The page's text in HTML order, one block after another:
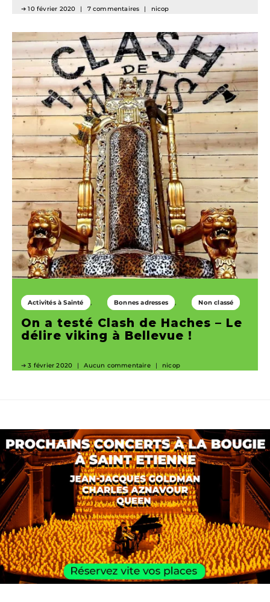
10 février 2020 7 commentaires nicop
Activités à Sainté Bonnes adresses Non classé
On a testé Clash de Haches – Le
délire viking à Bellevue !
3 février 2020 Aucun commentaire nicop